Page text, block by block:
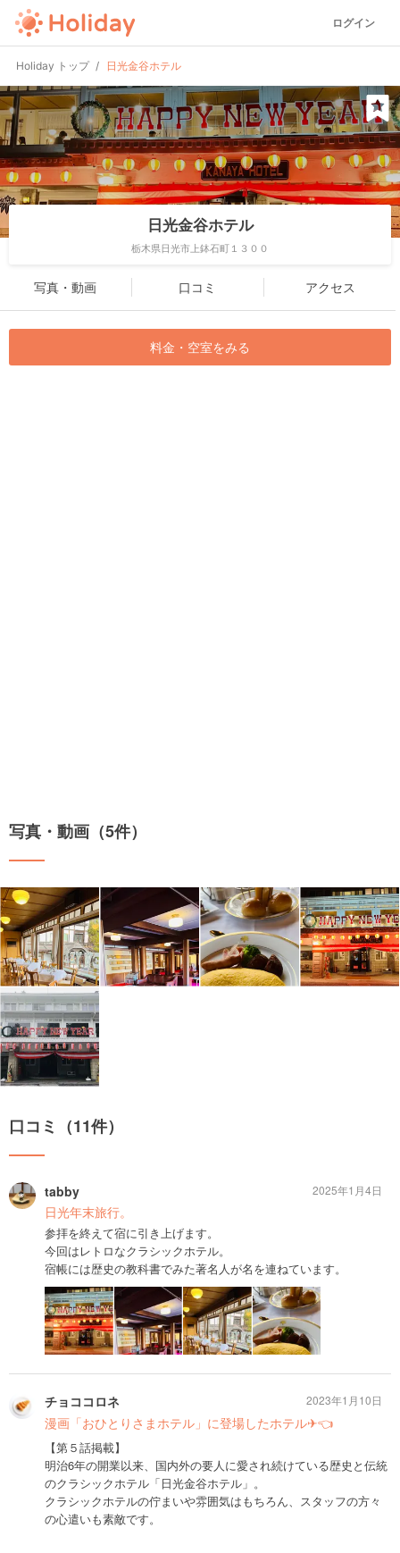
ログイン
Holiday トップ 日光金谷ホテル
日光金谷ホテル
栃木県日光市上鉢石町１３００
写真・動画 口コミ アクセス
料金・空室をみる
写真・動画（5件）
口コミ（11件）
tabby
日光年末旅行。
参拝を終えて宿に引き上げます。
今回はレトロなクラシックホテル。
宿帳には歴史の教科書でみた著名人が名を連ねています。
2025年1月4日
チョココロネ
漫画「おひとりさまホテル」に登場したホテル✈👈
【第５話掲載】
明治6年の開業以来、国内外の要人に愛され続けている歴史と伝統
のクラシックホテル「日光金谷ホテル」。
クラシックホテルの佇まいや雰囲気はもちろん、スタッフの方々
の心遣いも素敵です。
2023年1月10日